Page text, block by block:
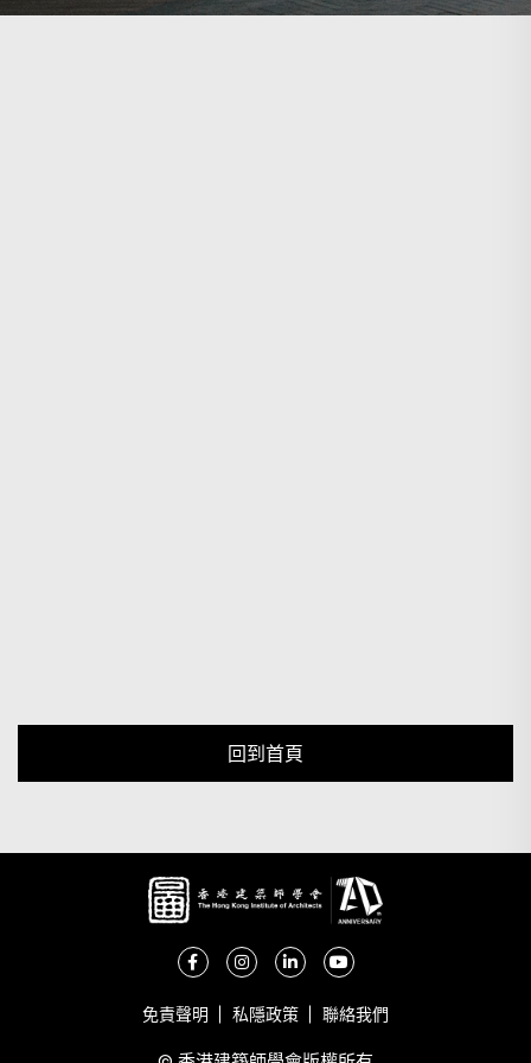
回到首頁
免責聲明 私隱政策 聯絡我們